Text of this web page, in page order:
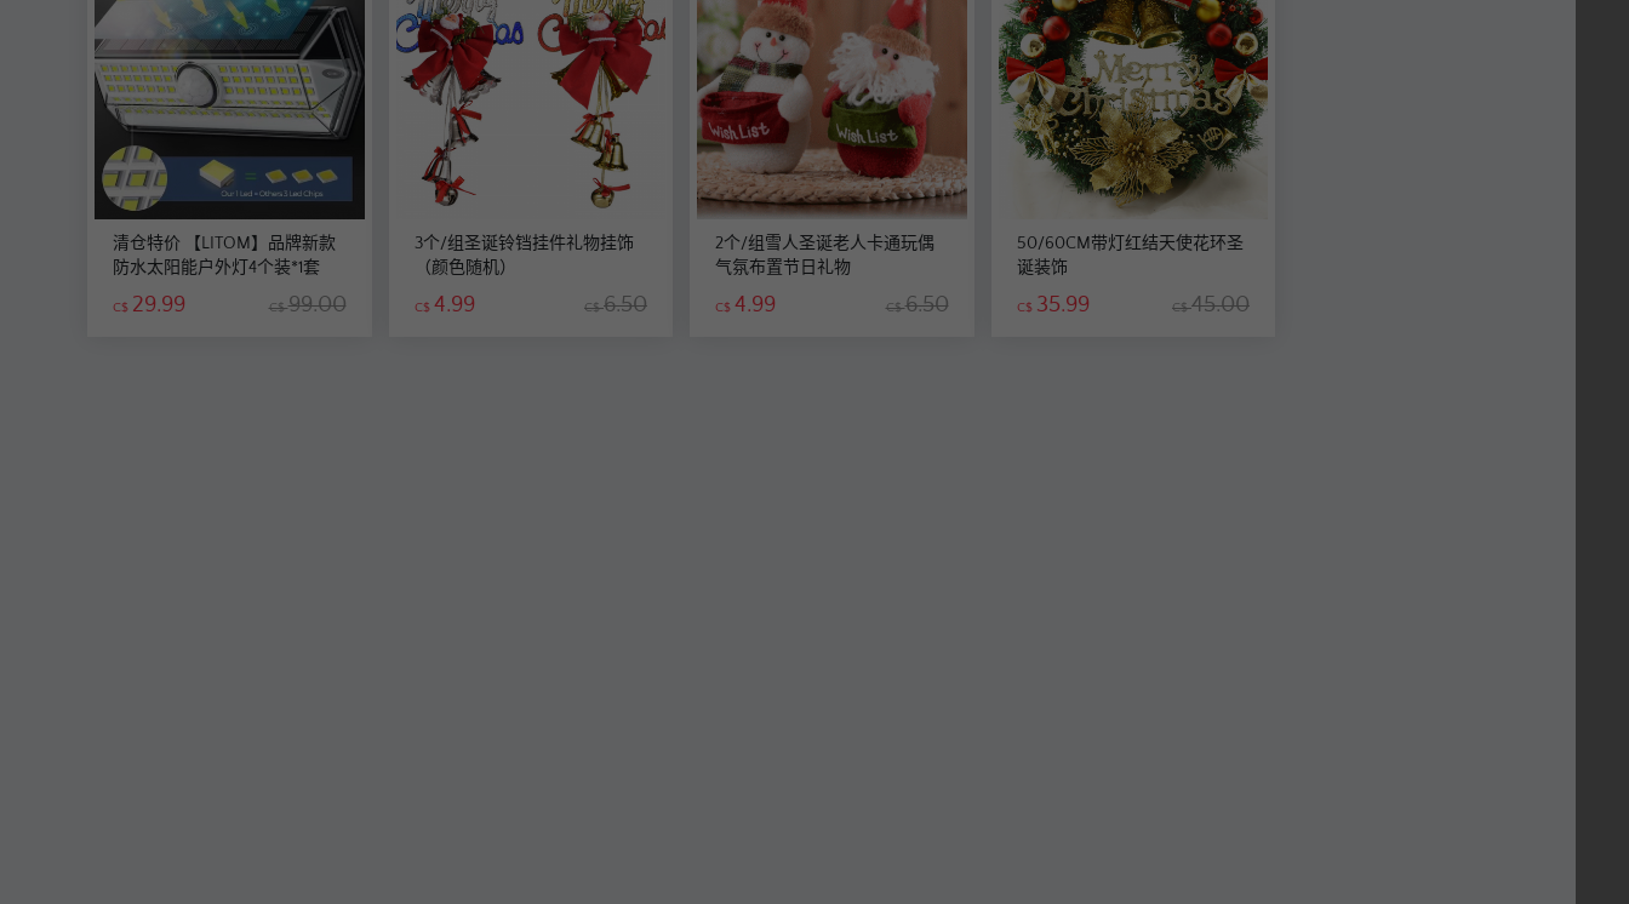
清仓特价 【LITOM】品牌新款
防水太阳能户外灯4个装*1套
C$ 29.99 C$99.00
3个/组圣诞铃铛挂件礼物挂饰
（颜色随机）
C$ 4.99 C$6.50
2个/组雪人圣诞老人卡通玩偶
气氛布置节日礼物
C$ 4.99 C$6.50
50/60CM带灯红结天使花环圣
诞装饰
C$ 35.99 C$45.00